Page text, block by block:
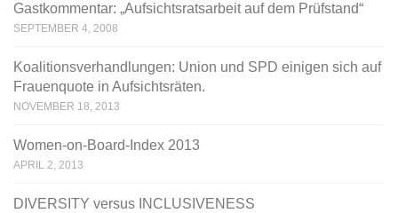
Gastkommentar: „Aufsichtsratsarbeit auf dem Prüfstand“
SEPTEMBER 4, 2008
Koalitionsverhandlungen: Union und SPD einigen sich auf
Frauenquote in Aufsichtsräten.
NOVEMBER 18, 2013
Women-on-Board-Index 2013
APRIL 2, 2013
DIVERSITY versus INCLUSIVENESS